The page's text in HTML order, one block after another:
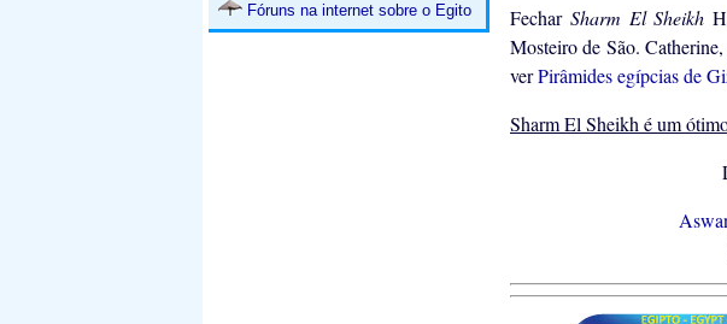
Fóruns na internet sobre o Egito
Fechar Sharm El Sheikh
Mosteiro de São.
verPirâmides egípcias de
Sharm El Sheikh é um